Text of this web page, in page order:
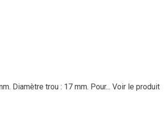
Diamètre trou : 17 mm. Pour... Voir le produit